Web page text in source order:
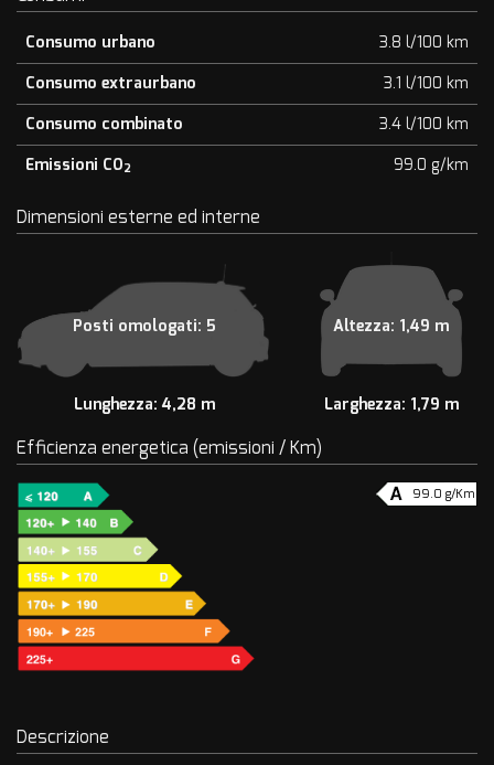
Consumo urbano
3.8 l/100 km
Consumo extraurbano
3.1 l/100 km
Consumo combinato
3.4 l/100 km
Emissioni CO2 99.0 g/km
Dimensioni esterne ed interne
Posti omologati: 5
Lunghezza: 4,28 m
Altezza: 1,49 m
Larghezza: 1,79 m
Efficienza energetica (emissioni / Km)
99.0 g/Km
Descrizione